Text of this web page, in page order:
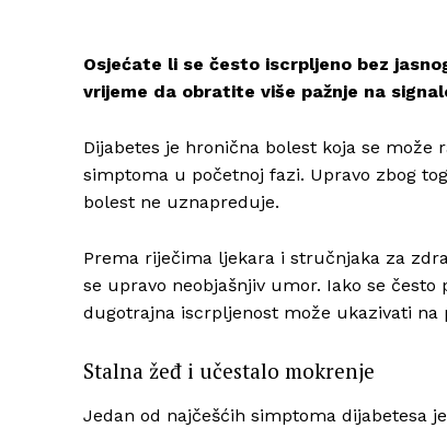
Osjećate li se često iscrpljeno bez
vrijeme da obratite više pažnje na
Dijabetes je hronična bolest koja se
simptoma u početnoj fazi. Upravo zbog
bolest ne uznapreduje.
Prema riječima ljekara i stručnjaka za
se upravo neobjašnjiv umor. Iako se
dugotrajna iscrpljenost može ukazivati na
Stalna žeđ i učestalo mokrenje
Jedan od najčešćih simptoma dijabetesa